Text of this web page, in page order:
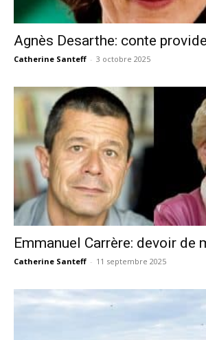
Agnès Desarthe: conte
Catherine Santeff - 3 octobre 2025
Emmanuel Carrère: devoir de
Catherine Santeff - 11 septembre 2025